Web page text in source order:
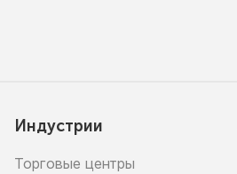
Индустрии
Торговые центры